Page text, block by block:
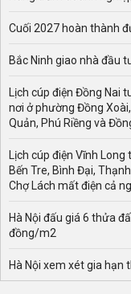
chép thật đều có
còn cúng một con
thì thường sử dụng
Tiền vàng.
một loại áo.
Mâm cỗ cúng thổ
Tùy theo từng gia
để tiễn ông táo
Thịt lợn luộc
Cuối 2027 hoàn thành
Bắc Ninh giao nhà đầu
Lịch cúp điện Đồng
nơi ở phường Đồng
Quản, Phú Riềng và
Lịch cúp điện Vĩnh
Bến Tre, Bình Đại,
Chợ Lách mất điện cả
Hà Nội đấu giá 6 thửa
đồng/m2
Hà Nội xem xét gia hạn